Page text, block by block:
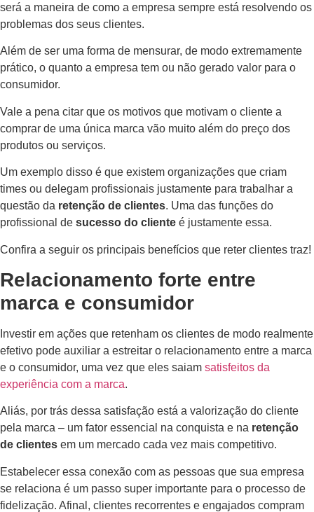
será a maneira de como a empresa sempre está resolvendo os
problemas dos seus clientes.
Além de ser uma forma de mensurar, de modo extremamente
prático, o quanto a empresa tem ou não gerado valor para o
consumidor.
Vale a pena citar que os motivos que motivam o cliente a
comprar de uma única marca vão muito além do preço dos
produtos ou serviços.
Um exemplo disso é que existem organizações que criam
times ou delegam profissionais justamente para trabalhar a
questão da retenção de clientes. Uma das funções do
profissional de sucesso do cliente é justamente essa.
Confira a seguir os principais benefícios que reter clientes traz!
Relacionamento forte entre
marca e consumidor
Investir em ações que retenham os clientes de modo realmente
efetivo pode auxiliar a estreitar o relacionamento entre a marca
e o consumidor, uma vez que eles saiam satisfeitos da
experiência com a marca.
Aliás, por trás dessa satisfação está a valorização do cliente
pela marca – um fator essencial na conquista e na retenção
de clientes em um mercado cada vez mais competitivo.
Estabelecer essa conexão com as pessoas que sua empresa
se relaciona é um passo super importante para o processo de
fidelização. Afinal, clientes recorrentes e engajados compram